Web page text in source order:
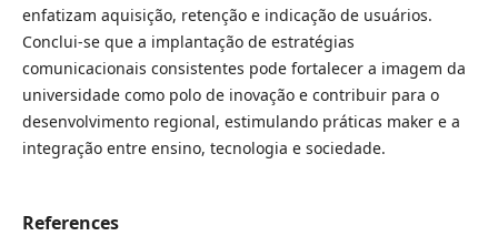
enfatizam aquisição, retenção e indicação de usuários.
Conclui-se que a implantação de estratégias
comunicacionais consistentes pode fortalecer a imagem da
universidade como polo de inovação e contribuir para o
desenvolvimento regional, estimulando práticas maker e a
integração entre ensino, tecnologia e sociedade.
References